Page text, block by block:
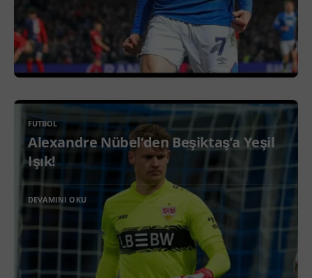
FUTBOL
Alexandre Nübel’den Beşiktaş’a Yeşil
Işık!
DEVAMINI OKU